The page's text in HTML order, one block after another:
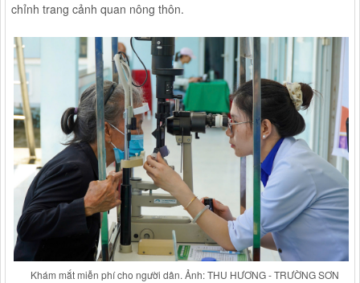
chỉnh trang cảnh quan nông thôn.
Khám mắt miễn phí cho người dân. Ảnh: THU HƯƠNG - TRƯỜNG SƠN